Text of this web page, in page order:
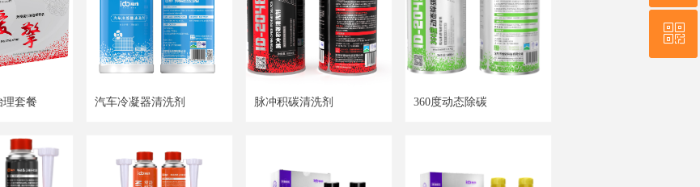
理套餐 汽车冷凝器清洗剂 脉冲积碳清洗剂 360度动态除碳
OEM代工
ꀥ
OEM代工
ꀥ